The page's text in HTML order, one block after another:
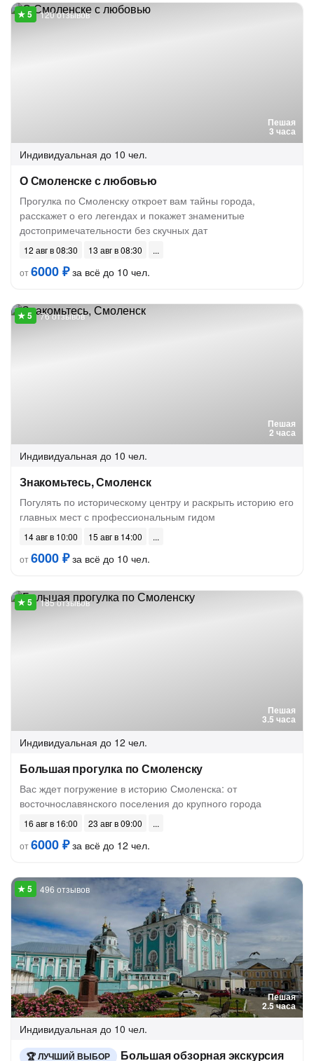
Пешая
3 часа
120 отзывов
Индивидуальная до 10 чел.
О Смоленске с любовью
Прогулка по Смоленску откроет вам тайны города,
расскажет о его легендах и покажет знаменитые
достопримечательности без скучных дат
12 авг в 08:30
13 авг в 08:30
от6000 ₽за всё до 10 чел.
Пешая
2 часа
76 отзывов
Индивидуальная до 10 чел.
Знакомьтесь, Смоленск
Погулять по историческому центру и раскрыть историю его
главных мест с профессиональным гидом
14 авг в 10:00
15 авг в 14:00
от6000 ₽за всё до 10 чел.
Пешая
3.5 часа
185 отзывов
Индивидуальная до 12 чел.
Большая прогулка по Смоленску
Вас ждет погружение в историю Смоленска: от
восточнославянского поселения до крупного города
16 авг в 16:00
23 авг в 09:00
от6000 ₽за всё до 12 чел.
Пешая
2.5 часа
496 отзывов
Индивидуальная до 10 чел.
ЛУЧШИЙ ВЫБОР Большая обзорная экскурсия